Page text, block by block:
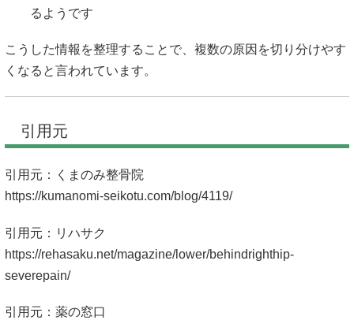
るようです
こうした情報を整理することで、複数の原因を切り分けやす
くなると言われています。
引用元
引用元：くまのみ整骨院
https://kumanomi-seikotu.com/blog/4119/
引用元：リハサク
https://rehasaku.net/magazine/lower/behindrighthip-
severepain/
引用元：薬の窓口